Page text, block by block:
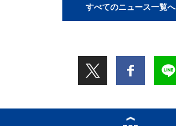
すべてのニュース一覧へ